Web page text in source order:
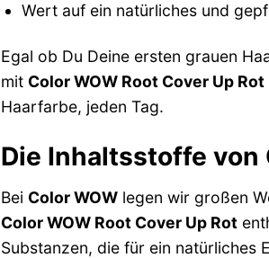
Wert auf ein natürliches und
Egal ob Du Deine ersten grauen
mit Color WOW Root Cover Up Rot
Haarfarbe, jeden Tag.
Die Inhaltsstoffe von
Bei Color WOW legen wir großen
Color WOW Root Cover Up Rot
Substanzen, die für ein natürliches